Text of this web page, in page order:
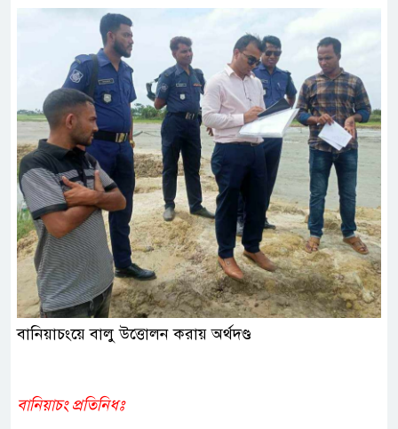
বানিয়াচংয়ে বালু উত্তোলন করায় অর্থদণ্ড
বানিয়াচং প্রতিনিধঃ